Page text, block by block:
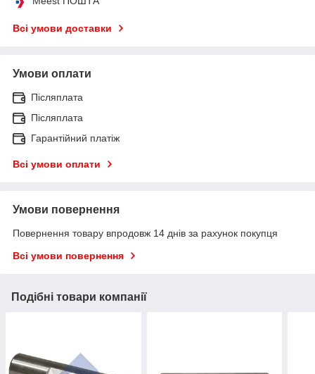
Всі умови доставки
Умови оплати
Післяплата
Післяплата
Гарантійний платіж
Всі умови оплати
Умови повернення
Повернення товару впродовж 14 днів за рахунок покупця
Всі умови повернення
Подібні товари компанії